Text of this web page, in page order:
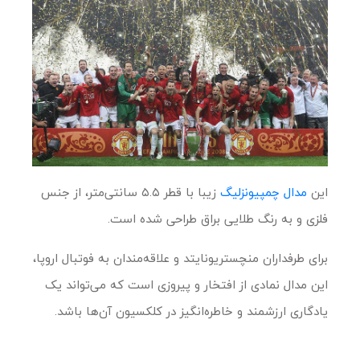
این مدال چمپیونزلیگ
زیبا با قطر ۵.۵ سانتی‌متر، از جنس
فلزی و به رنگ طلایی براق طراحی شده است.
برای طرفداران منچستریونایتد و علاقه‌مندان به فوتبال اروپا،
این مدال نمادی از افتخار و پیروزی است که می‌تواند یک
یادگاری ارزشمند و خاطره‌انگیز در کلکسیون آن‌ها باشد.